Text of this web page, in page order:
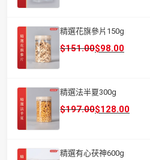
格：
$105.00。
格：
$68.00。
精選花旗參片150g
$151.00
原
格：
$151.00。
$98.00
目
格：
$98.00。
精選法半夏300g
$197.00
原
格：
$128.00
目
格：
精選有心茯神600g